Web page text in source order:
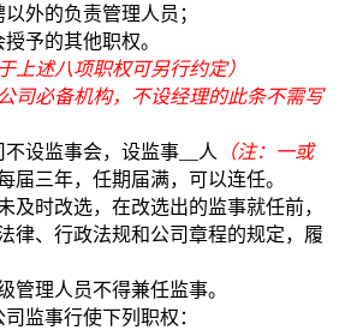
外的负责管理人员；
予的其他职权。
上述八项职权可另行约定）
司必备机构，不设经理的此条不需写
不设监事会，设监事 人
（注：一或
届三年，任期届满，可以连任。
及时改选，在改选出的监事就任前，
律、行政法规和公司章程的规定，履
管理人员不得兼任监事。
司监事行使下列职权：